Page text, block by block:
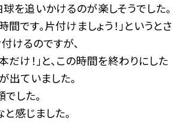
を追いかけるのが楽しそうでした。
間です。片付けましょう！」というとさ
けるのですが、
だけ！」と、この時間を終わりにした
出ていました。
した。
感じました。